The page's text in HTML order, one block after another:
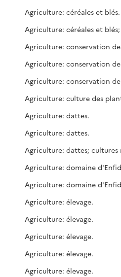
Agriculture: céréales et blés.
Agriculture: conservation
Agriculture: conservation
Agriculture: conservation
Agriculture: dattes.
Agriculture: dattes.
Agriculture: dattes; cultures
Agriculture: domaine
Agriculture: élevage.
Agriculture: élevage.
Agriculture: élevage.
Agriculture: élevage.
Agriculture: élevage.